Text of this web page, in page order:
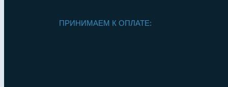
ПРИНИМАЕМ К ОПЛАТЕ: